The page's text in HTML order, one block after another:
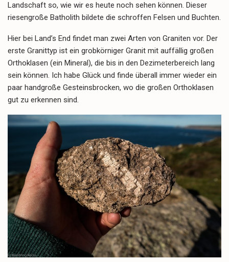
Landschaft so, wie wir es heute noch sehen können. Dieser
riesengroße Batholith bildete die schroffen Felsen und Buchten.
Hier bei Land’s End findet man zwei Arten von Graniten vor. Der
erste Granittyp ist ein grobkörniger Granit mit auffällig großen
Orthoklasen (ein Mineral), die bis in den Dezimeterbereich lang
sein können. Ich habe Glück und finde überall immer wieder ein
paar handgroße Gesteinsbrocken, wo die großen Orthoklasen
gut zu erkennen sind.